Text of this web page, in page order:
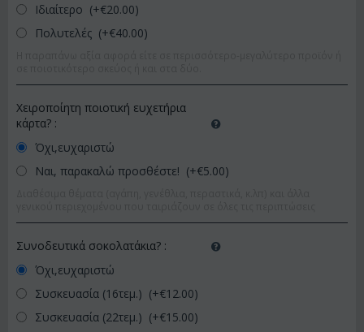
Ιδιαίτερο (+€20.00)
Πολυτελές (+€40.00)
Χειροποίητη ποιοτική ευχετήρια
κάρτα? :
Όχι,ευχαριστώ
Ναι, παρακαλώ προσθέστε! (+€5.00)
Συνοδευτικά σοκολατάκια? :
Όχι,ευχαριστώ
Συσκευασία (16τεμ.) (+€12.00)
Συσκευασία (22τεμ.) (+€15.00)